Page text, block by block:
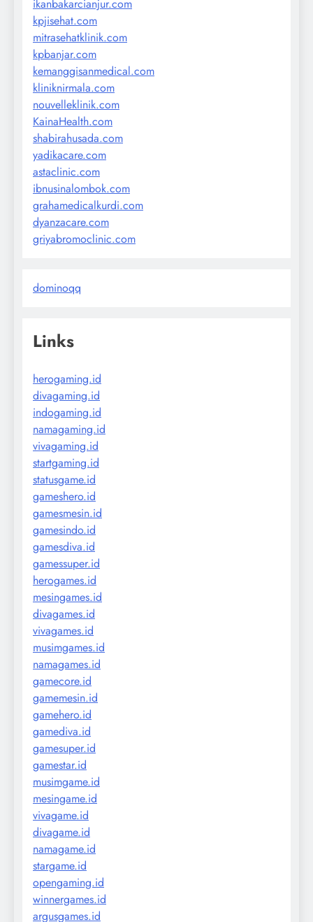
ikanbakarcianjur.com
kpjisehat.com
mitrasehatklinik.com
kpbanjar.com
kemanggisanmedical.com
kliniknirmala.com
nouvelleklinik.com
KainaHealth.com
shabirahusada.com
yadikacare.com
astaclinic.com
ibnusinalombok.com
grahamedicalkurdi.com
dyanzacare.com
griyabromoclinic.com
dominoqq
Links
herogaming.id
divagaming.id
indogaming.id
namagaming.id
vivagaming.id
startgaming.id
statusgame.id
gameshero.id
gamesmesin.id
gamesindo.id
gamesdiva.id
gamessuper.id
herogames.id
mesingames.id
divagames.id
vivagames.id
musimgames.id
namagames.id
gamecore.id
gamemesin.id
gamehero.id
gamediva.id
gamesuper.id
gamestar.id
musimgame.id
mesingame.id
vivagame.id
divagame.id
namagame.id
stargame.id
opengaming.id
winnergames.id
argusgames.id